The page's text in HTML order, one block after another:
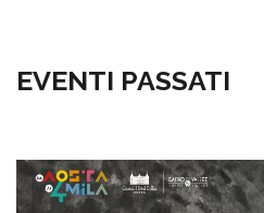
EVENTI PASSATI